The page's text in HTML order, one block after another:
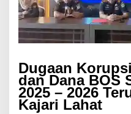
Dugaan
dan Dana BOS
2025 – 2026
Kajari Lahat